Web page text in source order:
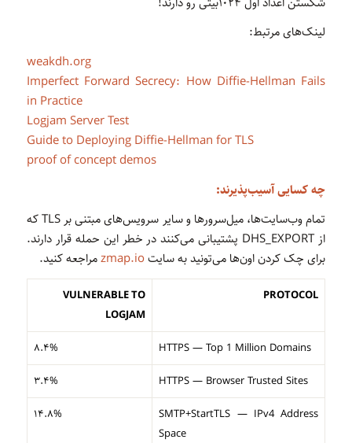
لینک‌های مرتبط:
weakdh.org
Imperfect Forward Secrecy: How Diffie-Hellman Fails
in Practice
Logjam Server Test
Guide to Deploying Diffie-Hellman for TLS
proof of concept demos
چه کسایی آسیب‌پذیرند:
تمام وب‌سایت‌ها، میل‌سرورها و سایر سرویس‌های مبتنی بر TLS که
از DHS_EXPORT پشتیبانی می‌کنند در خطر این حمله قرار دارند.
برای چک کردن اون‌ها می‌تونید به سایتzmap.ioمراجعه کنید.
PROTOCOL
VULNERABLE TO
LOGJAM
HTTPS — Top 1 Million Domains ۸.۴%
HTTPS — Browser Trusted Sites ۳.۴%
SMTP+StartTLS — IPv4 Address
Space
۱۴.۸%